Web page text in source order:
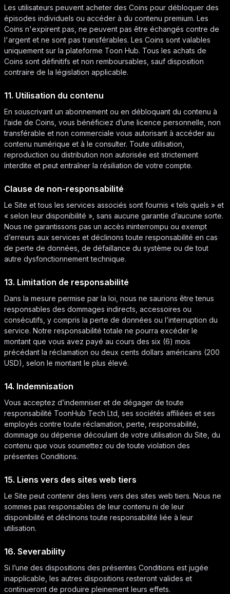
Les utilisateurs peuvent acheter des Coins pour débloquer des
épisodes individuels ou accéder à du contenu premium. Les
Coins n'expirent pas, ne peuvent pas être échangés contre de
l'argent et ne sont pas transférables. Les Coins sont valables
uniquement sur la plateforme Toon Hub. Tous les achats de
Coins sont définitifs et non remboursables, sauf disposition
contraire de la législation applicable.
11. Utilisation du contenu
En souscrivant un abonnement ou en débloquant du contenu à
l’aide de Coins, vous bénéficiez d’une licence personnelle, non
transférable et non commerciale vous autorisant à accéder au
contenu numérique et à le consulter. Toute utilisation,
reproduction ou distribution non autorisée est strictement
interdite et peut entraîner la résiliation de votre compte.
Clause de non-responsabilité
Le Site et tous les services associés sont fournis « tels quels » et
« selon leur disponibilité », sans aucune garantie d’aucune sorte.
Nous ne garantissons pas un accès ininterrompu ou exempt
d’erreurs aux services et déclinons toute responsabilité en cas
de perte de données, de défaillance du système ou de tout
autre dysfonctionnement technique.
13. Limitation de responsabilité
Dans la mesure permise par la loi, nous ne saurions être tenus
responsables des dommages indirects, accessoires ou
consécutifs, y compris la perte de données ou l’interruption du
service. Notre responsabilité totale ne pourra excéder le
montant que vous avez payé au cours des six (6) mois
précédant la réclamation ou deux cents dollars américains (200
USD), selon le montant le plus élevé.
14. Indemnisation
Vous acceptez d’indemniser et de dégager de toute
responsabilité ToonHub Tech Ltd, ses sociétés affiliées et ses
employés contre toute réclamation, perte, responsabilité,
dommage ou dépense découlant de votre utilisation du Site, du
contenu que vous soumettez ou de toute violation des
présentes Conditions.
15. Liens vers des sites web tiers
Le Site peut contenir des liens vers des sites web tiers. Nous ne
sommes pas responsables de leur contenu ni de leur
disponibilité et déclinons toute responsabilité liée à leur
utilisation.
16. Severability
Si l’une des dispositions des présentes Conditions est jugée
inapplicable, les autres dispositions resteront valides et
continueront de produire pleinement leurs effets.